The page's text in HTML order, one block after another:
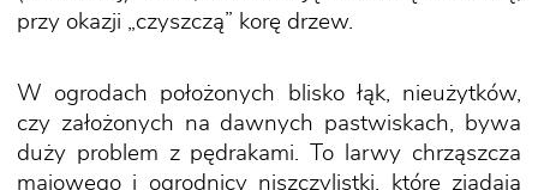
przy okazji „czyszczą” korę drzew.
W ogrodach położonych blisko łąk, nieużytków,
czy założonych na dawnych pastwiskach, bywa
duży problem z pędrakami. To larwy chrząszcza
majowego i ogrodnicy niszczylistki, które zjadają